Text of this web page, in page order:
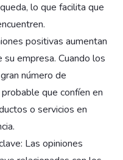
lo que facilita que
positivas aumentan
empresa. Cuando los
número de
que confíen en
o servicios en
Las opiniones